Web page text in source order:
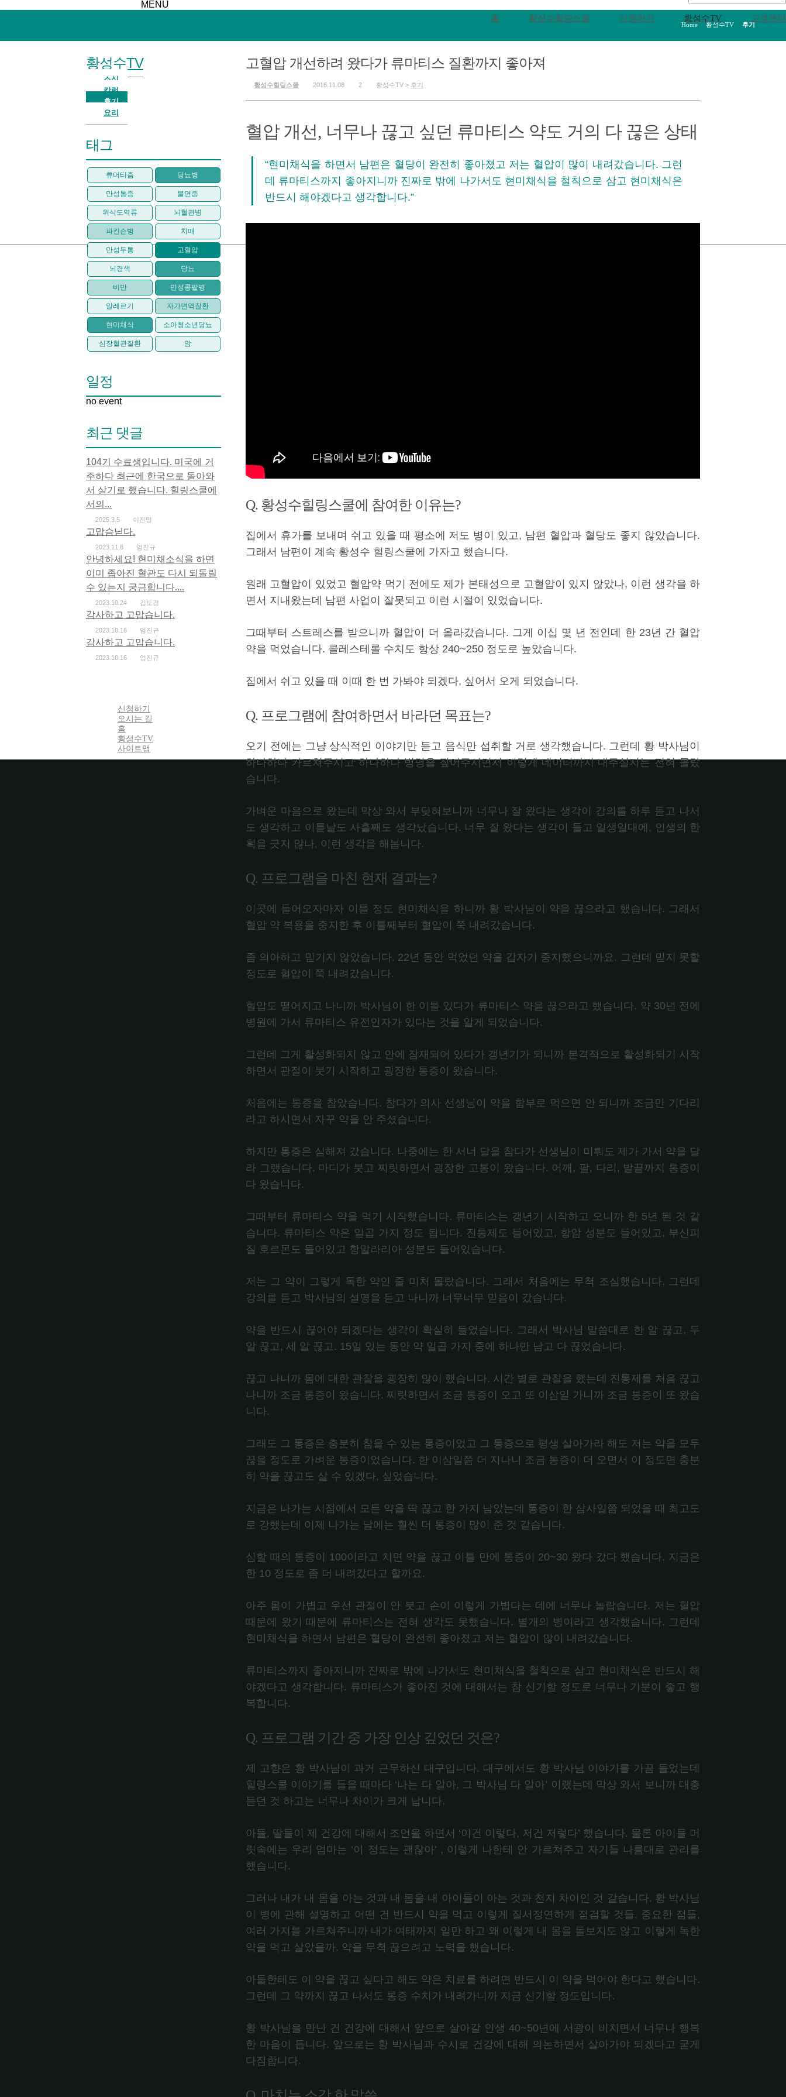
MENU
홈 황성수힐링스쿨 신청하기 황성수TV 고객센터
Home > 황성수TV 후기
고혈압 개선하려 왔다가 류마티스 질환까지 좋아져
황성수힐링스쿨 2016.11.08 2 황성수TV > 후기
혈압 개선, 너무나 끊고 싶던 류마티스 약도 거의 다 끊은 상태
“현미채식을 하면서 남편은 혈당이 완전히 좋아졌고 저는 혈압이 많이 내려갔습니다. 그런
데 류마티스까지 좋아지니까 진짜로 밖에 나가서도 현미채식을 철칙으로 삼고 현미채식은
반드시 해야겠다고 생각합니다.”
Q. 황성수힐링스쿨에 참여한 이유는?
집에서 휴가를 보내며 쉬고 있을 때 평소에 저도 병이 있고, 남편 혈압과 혈당도 좋지 않았습니다.
그래서 남편이 계속 황성수 힐링스쿨에 가자고 했습니다.
원래 고혈압이 있었고 혈압약 먹기 전에도 제가 본태성으로 고혈압이 있지 않았나, 이런 생각을 하
면서 지내왔는데 남편 사업이 잘못되고 이런 시절이 있었습니다.
그때부터 스트레스를 받으니까 혈압이 더 올라갔습니다. 그게 이십 몇 년 전인데 한 23년 간 혈압
약을 먹었습니다. 콜레스테롤 수치도 항상 240~250 정도로 높았습니다.
집에서 쉬고 있을 때 이때 한 번 가봐야 되겠다, 싶어서 오게 되었습니다.
Q. 프로그램에 참여하면서 바라던 목표는?
오기 전에는 그냥 상식적인 이야기만 듣고 음식만 섭취할 거로 생각했습니다. 그런데 황 박사님이
하나하나 가르쳐주시고 하나하나 병명을 짚어주시면서 이렇게 데이터까지 내주실지는 전혀 몰랐
습니다.
가벼운 마음으로 왔는데 막상 와서 부딪혀보니까 너무나 잘 왔다는 생각이 강의를 하루 듣고 나서
도 생각하고 이튿날도 사흘째도 생각났습니다. 너무 잘 왔다는 생각이 들고 일생일대에, 인생의 한
획을 긋지 않나, 이런 생각을 해봅니다.
Q. 프로그램을 마친 현재 결과는?
이곳에 들어오자마자 이틀 정도 현미채식을 하니까 황 박사님이 약을 끊으라고 했습니다. 그래서
혈압 약 복용을 중지한 후 이틀째부터 혈압이 쭉 내려갔습니다.
좀 의아하고 믿기지 않았습니다. 22년 동안 먹었던 약을 갑자기 중지했으니까요. 그런데 믿지 못할
정도로 혈압이 쭉 내려갔습니다.
혈압도 떨어지고 나니까 박사님이 한 이틀 있다가 류마티스 약을 끊으라고 했습니다. 약 30년 전에
병원에 가서 류마티스 유전인자가 있다는 것을 알게 되었습니다.
그런데 그게 활성화되지 않고 안에 잠재되어 있다가 갱년기가 되니까 본격적으로 활성화되기 시작
하면서 관절이 붓기 시작하고 굉장한 통증이 왔습니다.
처음에는 통증을 참았습니다. 참다가 의사 선생님이 약을 함부로 먹으면 안 되니까 조금만 기다리
라고 하시면서 자꾸 약을 안 주셨습니다.
하지만 통증은 심해져 갔습니다. 나중에는 한 서너 달을 참다가 선생님이 미뤄도 제가 가서 약을 달
라 그랬습니다. 마디가 붓고 찌릿하면서 굉장한 고통이 왔습니다. 어깨, 팔, 다리, 발끝까지 통증이
다 왔습니다.
그때부터 류마티스 약을 먹기 시작했습니다. 류마티스는 갱년기 시작하고 오니까 한 5년 된 것 같
습니다. 류마티스 약은 일곱 가지 정도 됩니다. 진통제도 들어있고, 항암 성분도 들어있고, 부신피
질 호르몬도 들어있고 항말라리아 성분도 들어있습니다.
저는 그 약이 그렇게 독한 약인 줄 미처 몰랐습니다. 그래서 처음에는 무척 조심했습니다. 그런데
강의를 듣고 박사님의 설명을 듣고 나니까 너무너무 믿음이 갔습니다.
약을 반드시 끊어야 되겠다는 생각이 확실히 들었습니다. 그래서 박사님 말씀대로 한 알 끊고, 두
알 끊고, 세 알 끊고. 15일 있는 동안 약 일곱 가지 중에 하나만 남고 다 끊었습니다.
끊고 나니까 몸에 대한 관찰을 굉장히 많이 했습니다. 시간 별로 관찰을 했는데 진통제를 처음 끊고
나니까 조금 통증이 왔습니다. 찌릿하면서 조금 통증이 오고 또 이삼일 가니까 조금 통증이 또 왔습
니다.
그래도 그 통증은 충분히 참을 수 있는 통증이었고 그 통증으로 평생 살아가라 해도 저는 약을 모두
끊을 정도로 가벼운 통증이었습니다. 한 이삼일쯤 더 지나니 조금 통증이 더 오면서 이 정도면 충분
히 약을 끊고도 살 수 있겠다, 싶었습니다.
지금은 나가는 시점에서 모든 약을 딱 끊고 한 가지 남았는데 통증이 한 삼사일쯤 되었을 때 최고도
로 강했는데 이제 나가는 날에는 훨씬 더 통증이 많이 준 것 같습니다.
심할 때의 통증이 100이라고 치면 약을 끊고 이틀 만에 통증이 20~30 왔다 갔다 했습니다. 지금은
한 10 정도로 좀 더 내려갔다고 할까요.
아주 몸이 가볍고 우선 관절이 안 붓고 손이 이렇게 가볍다는 데에 너무나 놀랍습니다. 저는 혈압
때문에 왔기 때문에 류마티스는 전혀 생각도 못했습니다. 별개의 병이라고 생각했습니다. 그런데
현미채식을 하면서 남편은 혈당이 완전히 좋아졌고 저는 혈압이 많이 내려갔습니다.
류마티스까지 좋아지니까 진짜로 밖에 나가서도 현미채식을 철칙으로 삼고 현미채식은 반드시 해
야겠다고 생각합니다. 류마티스가 좋아진 것에 대해서는 참 신기할 정도로 너무나 기분이 좋고 행
복합니다.
Q. 프로그램 기간 중 가장 인상 깊었던 것은?
제 고향은 황 박사님이 과거 근무하신 대구입니다. 대구에서도 황 박사님 이야기를 가끔 들었는데
힐링스쿨 이야기를 들을 때마다 ‘나는 다 알아, 그 박사님 다 알아’ 이랬는데 막상 와서 보니까 대충
듣던 것 하고는 너무나 차이가 크게 납니다.
아들, 딸들이 제 건강에 대해서 조언을 하면서 ‘이건 이렇다, 저건 저렇다’ 했습니다. 물론 아이들 머
릿속에는 우리 엄마는 ‘이 정도는 괜찮아’ , 이렇게 나한테 안 가르쳐주고 자기들 나름대로 관리를
했습니다.
그러나 내가 내 몸을 아는 것과 내 몸을 내 아이들이 아는 것과 천지 차이인 것 같습니다. 황 박사님
이 병에 관해 설명하고 어떤 건 반드시 약을 먹고 이렇게 질서정연하게 점검할 것들, 중요한 점들,
여러 가지를 가르쳐주니까 내가 여태까지 일만 하고 왜 이렇게 내 몸을 돌보지도 않고 이렇게 독한
약을 먹고 살았을까. 약을 무척 끊으려고 노력을 했습니다.
아들한테도 이 약을 끊고 싶다고 해도 약은 치료를 하려면 반드시 이 약을 먹어야 한다고 했습니다.
그런데 그 약까지 끊고 나서도 통증 수치가 내려가니까 지금 신기할 정도입니다.
황 박사님을 만난 건 건강에 대해서 앞으로 살아갈 인생 40~50년에 서광이 비치면서 너무나 행복
한 마음이 듭니다. 앞으로는 황 박사님과 수시로 건강에 대해 의논하면서 살아가야 되겠다고 굳게
다짐합니다.
황성수TV
소식
칼럼
후기
요리
태그
류머티즘 당뇨병
만성통증 불면증
위식도역류 뇌혈관병
파킨슨병 치매
만성두통 고혈압
뇌경색 당뇨
비만 만성콩팥병
알레르기 자가면역질환
현미채식 소아청소년당뇨
심장혈관질환 암
일정
no event
최근 댓글
104기 수료생입니다. 미국에 거
주하다 최근에 한국으로 돌아와
서 살기로 했습니다. 힐링스쿨에
서의...
2025.3.5 이진명
고맙슴닏다.
2023.11.8 엄진규
안녕하세요! 현미채소식을 하면
이미 좁아진 혈관도 다시 되돌릴
수 있는지 궁금합니다....
2023.10.24 김도경
감사하고 고맙습니다.
2023.10.16 엄진규
감사하고 고맙습니다.
2023.10.16 엄진규
신청하기
오시는 길
홈
황성수TV
사이트맵